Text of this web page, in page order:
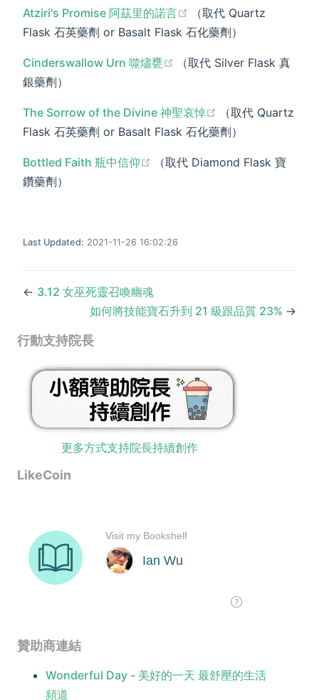
Atziri's Promise 阿茲里的諾言 (opens new window)
（取代 Quartz
Flask 石英藥劑 or Basalt Flask 石化藥劑）
Cinderswallow Urn 噬燼甕 (opens new window)
（取代 Silver Flask 真
銀藥劑）
The Sorrow of the Divine 神聖哀悼 (opens new
（取代 Quartz
Flask 石英藥劑 or Basalt Flask 石化藥劑）
Bottled Faith 瓶中信仰 (opens new window)
（取代 Diamond Flask 寶
鑽藥劑）
Last Updated: 2021-11-26 16:02:26
← 3.12 女巫死靈召喚幽魂
如何將技能寶石升到 21 級跟品質 23% →
行動支持院長
更多方式支持院長持續創作
LikeCoin
贊助商連結
Wonderful Day - 美好的一天 最舒壓的生活
頻道